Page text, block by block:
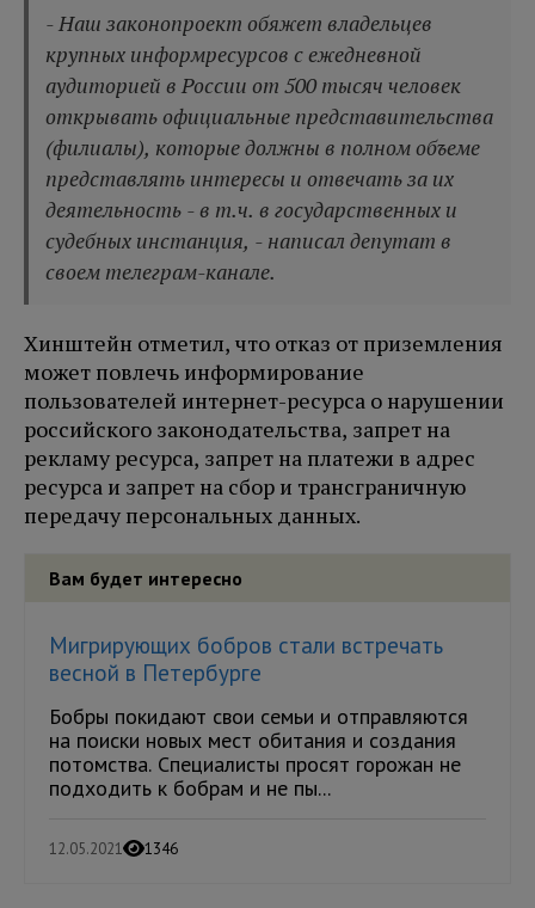
- Наш законопроект обяжет владельцев
крупных информресурсов с ежедневной
аудиторией в России от 500 тысяч человек
открывать официальные представительства
(филиалы), которые должны в полном объеме
представлять интересы и отвечать за их
деятельность - в т.ч. в государственных и
судебных инстанция, - написал депутат в
своем телеграм-канале.
Хинштейн отметил, что отказ от приземления
может повлечь информирование
пользователей интернет-ресурса о нарушении
российского законодательства, запрет на
рекламу ресурса, запрет на платежи в адрес
ресурса и запрет на сбор и трансграничную
передачу персональных данных.
Вам будет интересно
Мигрирующих бобров стали встречать
весной в Петербурге
Бобры покидают свои семьи и отправляются
на поиски новых мест обитания и создания
потомства. Специалисты просят горожан не
подходить к бобрам и не пы...
12.05.2021 1346